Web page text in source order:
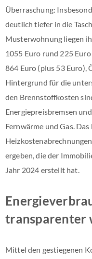
Überraschung:
deutlich tiefer in die
Musterwohnung liegen
1055 Euro rund 225
864 Euro (plus 53 Euro),
Hintergrund für die
den Brennstoffkosten
Energiepreisbremsen
Fernwärme und Gas.
ergeben, die der
Jahr 2024 erstellt hat.
transparenter
Mittel den gestiegenen